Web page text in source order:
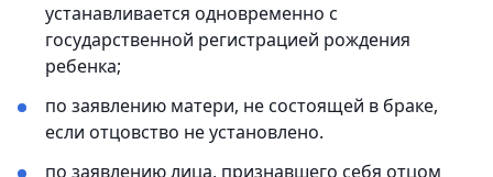
устанавливается одновременно с
государственной регистрацией рождения
ребенка;
по заявлению матери, не состоящей в браке,
если отцовство не установлено.
по заявлению лица, признавшего себя отцом